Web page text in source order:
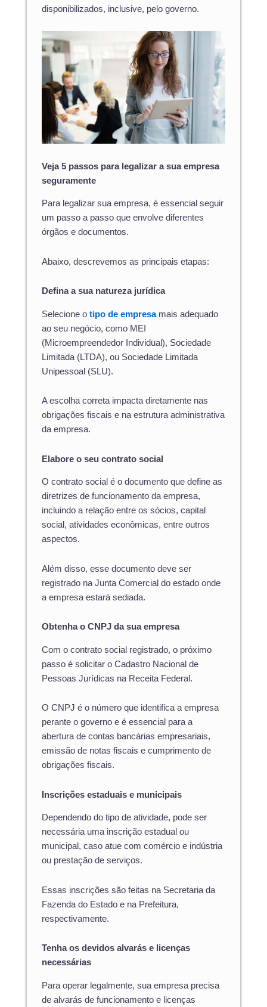
disponibilizados, inclusive, pelo governo.
Veja 5 passos para legalizar a sua empresa
seguramente
Para legalizar sua empresa, é essencial seguir
um passo a passo que envolve diferentes
órgãos e documentos.
Abaixo, descrevemos as principais etapas:
Defina a sua natureza jurídica
Selecione o tipo de empresamais adequado
ao seu negócio, como MEI
(Microempreendedor Individual), Sociedade
Limitada (LTDA), ou Sociedade Limitada
Unipessoal (SLU).
A escolha correta impacta diretamente nas
obrigações fiscais e na estrutura administrativa
da empresa.
Elabore o seu contrato social
O contrato social é o documento que define as
diretrizes de funcionamento da empresa,
incluindo a relação entre os sócios, capital
social, atividades econômicas, entre outros
aspectos.
Além disso, esse documento deve ser
registrado na Junta Comercial do estado onde
a empresa estará sediada.
Obtenha o CNPJ da sua empresa
Com o contrato social registrado, o próximo
passo é solicitar o Cadastro Nacional de
Pessoas Jurídicas na Receita Federal.
O CNPJ é o número que identifica a empresa
perante o governo e é essencial para a
abertura de contas bancárias empresariais,
emissão de notas fiscais e cumprimento de
obrigações fiscais.
Inscrições estaduais e municipais
Dependendo do tipo de atividade, pode ser
necessária uma inscrição estadual ou
municipal, caso atue com comércio e indústria
ou prestação de serviços.
Essas inscrições são feitas na Secretaria da
Fazenda do Estado e na Prefeitura,
respectivamente.
Tenha os devidos alvarás e licenças
necessárias
Para operar legalmente, sua empresa precisa
de alvarás de funcionamento e licenças